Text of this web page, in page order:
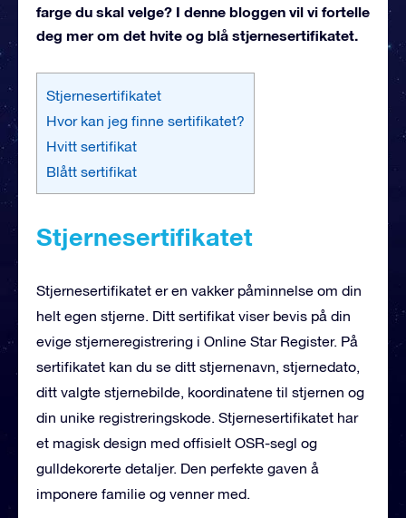
farge du skal velge? I denne bloggen vil vi fortelle
deg mer om det hvite og blå stjernesertifikatet.
Stjernesertifikatet
Hvor kan jeg finne sertifikatet?
Hvitt sertifikat
Blått sertifikat
Stjernesertifikatet
Stjernesertifikatet er en vakker påminnelse om din
helt egen stjerne. Ditt sertifikat viser bevis på din
evige stjerneregistrering i Online Star Register. På
sertifikatet kan du se ditt stjernenavn, stjernedato,
ditt valgte stjernebilde, koordinatene til stjernen og
din unike registreringskode. Stjernesertifikatet har
et magisk design med offisielt OSR-segl og
gulldekorerte detaljer. Den perfekte gaven å
imponere familie og venner med.